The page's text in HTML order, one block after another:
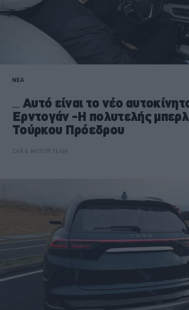
ΝΕΑ
Αυτό είναι το νέο
Ερντογάν -Η πολυτελής
Τούρκου Πρόεδρου
CAR & MOTOR TEAM